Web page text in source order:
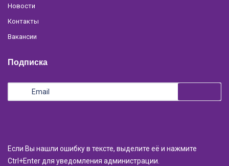
Новости
Контакты
Вакансии
Подписка
Если Вы нашли ошибку в тексте, выделите её и нажмите
Ctrl+Enter для уведомления администрации.